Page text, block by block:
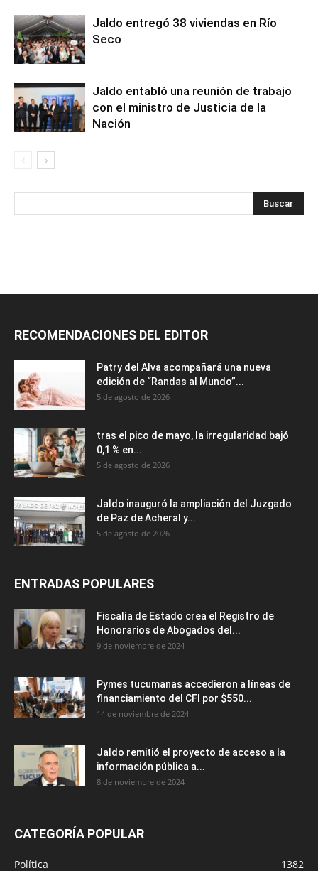
Jaldo entregó 38 viviendas en Río
Seco
Jaldo entabló una reunión de trabajo
con el ministro de Justicia de la
Nación
RECOMENDACIONES DEL EDITOR
Patry del Alva acompañará una nueva
edición de “Randas al Mundo”...
5 de agosto de 2026
tras el pico de mayo, la irregularidad bajó
0,1 % en...
5 de agosto de 2026
Jaldo inauguró la ampliación del Juzgado
de Paz de Acheral y...
5 de agosto de 2026
ENTRADAS POPULARES
Fiscalía de Estado crea el Registro de
Honorarios de Abogados del...
9 de noviembre de 2024
Pymes tucumanas accedieron a líneas de
financiamiento del CFI por $550...
14 de noviembre de 2024
Jaldo remitió el proyecto de acceso a la
información pública a...
8 de noviembre de 2024
CATEGORÍA POPULAR
Política 1382